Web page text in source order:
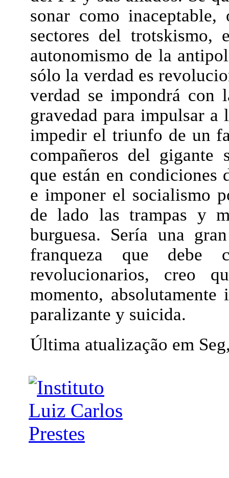
sonar como inaceptable,
sectores del trotskismo,
autonomismo de la
sólo la verdad es
verdad se impondrá
gravedad para impulsar a
impedir el triunfo de un
compañeros del gigante
que están en condiciones
e imponer el socialismo
de lado las trampas y
burguesa. Sería una
franqueza que debe
revolucionarios, creo
momento,
paralizante y suicida.
Última atualização em